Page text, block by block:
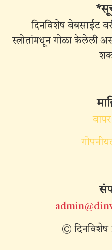
दिनविशेष वेबसाईट
स्त्रोतांमधून गोळा केलेली
© दिनविशेष